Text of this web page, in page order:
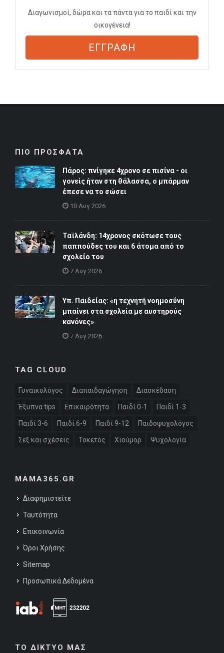
Διαγωνισμοί, δώρα και τα πάντα για το παιδί και την
οικογένεια!
ΕΓΓΡΑΦΗ
ΠΙΟ ΠΡΟΣΦΑΤΑ
Πάρος: πνίγηκε 4χρονο σε πισίνα - οι
γονείς ήταν στη θάλασσα, ο μπάρμαν
έπεσε να το σώσει
10 Αυγ 2026
Ταϊλάνδη: 14χρονος σκότωσε τους
παππούδες του και 6 άτομα από το
σχολείο του
7 Αυγ 2026
Υπ. Παιδείας: «η τεχνητή νοημοσύνη
μπαίνει στα σχολεία με αυστηρούς
κανόνες»
7 Αυγ 2026
TAG CLOUD
Γυναικολόγος Διαπαιδαγώγηση Διασκέδαση
Έξυπνα tips Επικαιρότητα Παιδί 0-1 Παιδί 1-3
Παιδί 3-6 Παιδί 6-9 Παιδί 9-12 Παιδοψυχολόγος
Σεξ και σχέσεις Τοκετός Χιούμορ Ψυχολογία
MAMA365.GR
Διαφημιστείτε
Ταυτότητα
Επικοινωνία
Όροι Χρήσης
Sitemap
Προσωπικά Δεδομένα
ΤΟ ΔΙΚΤΥΟ ΜΑΣ